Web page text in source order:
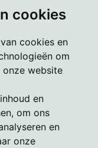
cookies
cookies en
om
website
en
om ons
en
onze